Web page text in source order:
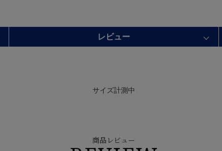
レビュー
サイズ計測中
商品レビュー